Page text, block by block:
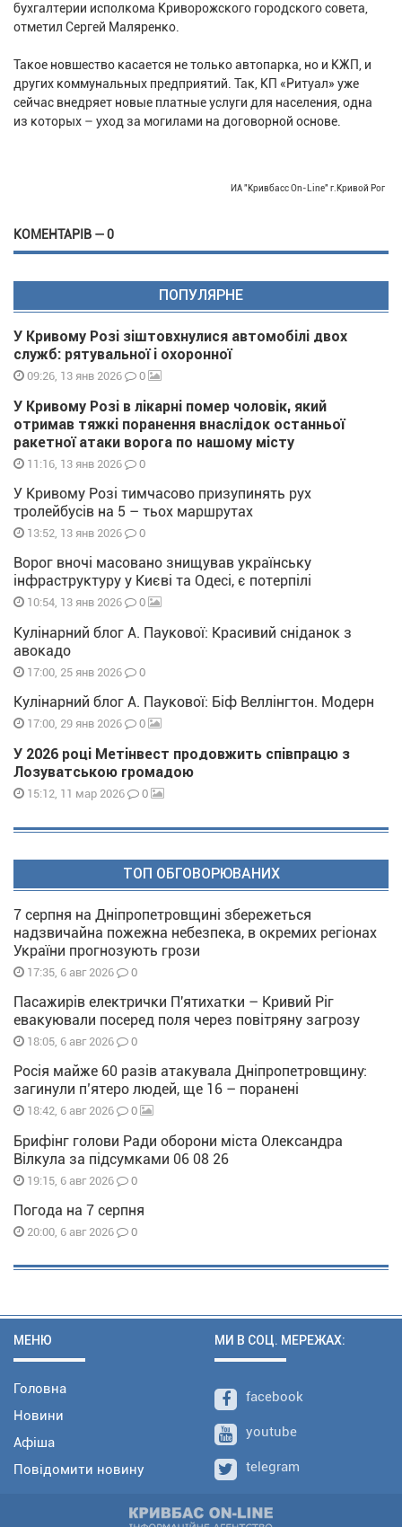
бухгалтерии исполкома Криворожского городского совета,
отметил Сергей Маляренко.
Такое новшество касается не только автопарка, но и КЖП, и
других коммунальных предприятий. Так, КП «Ритуал» уже
сейчас внедряет новые платные услуги для населения, одна
из которых – уход за могилами на договорной основе.
ИА "Кривбасс On-Line" г.Кривой Рог
КОМЕНТАРІВ — 0
ПОПУЛЯРНЕ
У Кривому Розі зіштовхнулися автомобілі двох
служб: рятувальної і охоронної
09:26, 13 янв 2026 0
У Кривому Розі в лікарні помер чоловік, який
отримав тяжкі поранення внаслідок останньої
ракетної атаки ворога по нашому місту
11:16, 13 янв 2026 0
У Кривому Розі тимчасово призупинять рух
тролейбусів на 5 – тьох маршрутах
13:52, 13 янв 2026 0
Ворог вночі масовано знищував українську
інфраструктуру у Києві та Одесі, є потерпілі
10:54, 13 янв 2026 0
Кулінарний блог А. Паукової: Красивий сніданок з
авокадо
17:00, 25 янв 2026 0
Кулінарний блог А. Паукової: Біф Веллінгтон. Модерн
17:00, 29 янв 2026 0
У 2026 році Метінвест продовжить співпрацю з
Лозуватською громадою
15:12, 11 мар 2026 0
ТОП ОБГОВОРЮВАНИХ
7 серпня на Дніпропетровщині збережеться
надзвичайна пожежна небезпека, в окремих регіонах
України прогнозують грози
17:35, 6 авг 2026 0
Пасажирів електрички П'ятихатки – Кривий Ріг
евакуювали посеред поля через повітряну загрозу
18:05, 6 авг 2026 0
Росія майже 60 разів атакувала Дніпропетровщину:
загинули п’ятеро людей, ще 16 – поранені
18:42, 6 авг 2026 0
Брифінг голови Ради оборони міста Олександра
Вілкула за підсумками 06 08 26
19:15, 6 авг 2026 0
Погода на 7 серпня
20:00, 6 авг 2026 0
МЕНЮ
Головна
Новини
Афіша
Повідомити новину
МИ В СОЦ. МЕРЕЖАХ:
facebook
youtube
telegram